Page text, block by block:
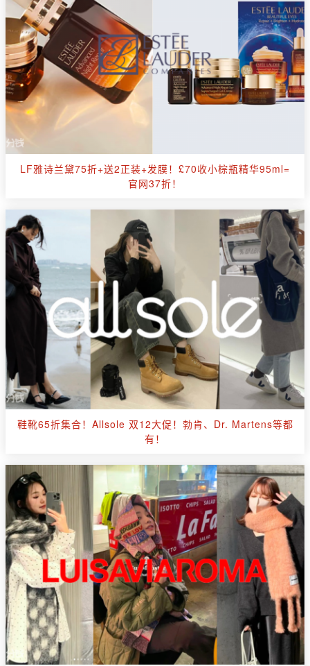
LF雅诗兰黛75折+送2正装+发膜！£70收小棕瓶精华95ml=
官网37折！
鞋靴65折集合！Allsole 双12大促！勃肯、Dr. Martens等都
有！